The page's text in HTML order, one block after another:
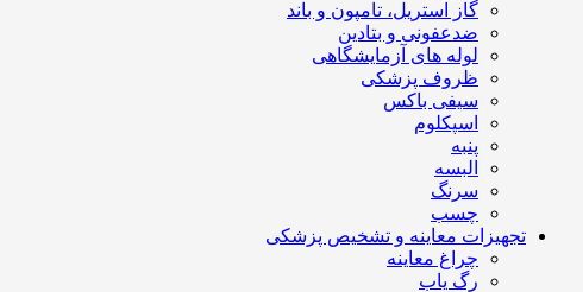
گاز استریل، تامپون و باند
ضدعفونی و بتادین
لوله های آزمایشگاهی
ظروف پزشکی
سیفی باکس
اسپکلوم
پنبه
البسه
سرنگ
چسب
تجهیزات معاینه و تشخیص پزشکی
چراغ معاینه
رگ یاب